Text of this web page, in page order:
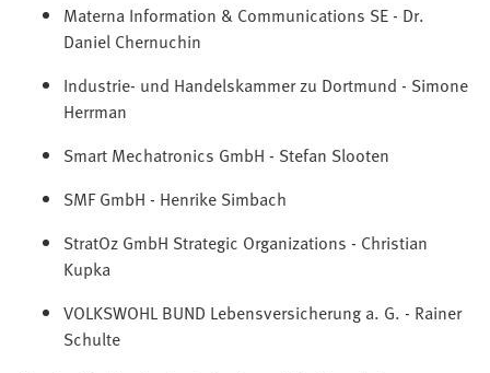
Materna Information & Communications SE - Dr.
Daniel Chernuchin
Industrie- und Handelskammer zu Dortmund - Simone
Herrman
Smart Mechatronics GmbH - Stefan Slooten
SMF GmbH - Henrike Simbach
StratOz GmbH Strategic Organizations - Christian
Kupka
VOLKS­WOHL BUND Lebens­ver­si­che­rung a. G. - Rainer
Schulte